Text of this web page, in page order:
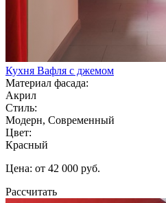
Кухня Вафля с джемом
Материал фасада:
Акрил
Стиль:
Модерн, Современный
Цвет:
Красный
Цена: от 42 000 руб.
Рассчитать